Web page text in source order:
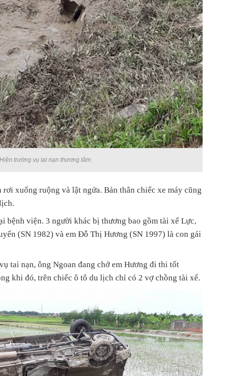
trường vụ tai nạn thương tâm.
rơi xuống ruộng và lật ngửa. Bản thân chiếc xe máy cũng
bệnh viện. 3 người khác bị thương bao gồm tài xế Lực,
(SN 1982) và em Đỗ Thị Hương (SN 1997) là con gái
tai nạn, ông Ngoan đang chở em Hương đi thi tốt
khi đó, trên chiếc ô tô du lịch chỉ có 2 vợ chồng tài xế.